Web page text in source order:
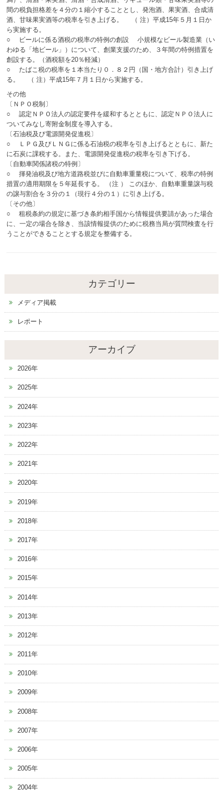
間の税負担格差を４分の１縮小することとし、発泡酒、果実酒、合成清
酒、甘味果実酒等の税率を引き上げる。 （ 注）平成15年５月１日か
ら実施する。
○ ビールに係る酒税の税率の特例の創設 小規模なビール製造業（い
わゆる「地ビール」）について、創業支援のため、３年間の特例措置を
創設する。（酒税額を20％軽減）
○ たばこ税の税率を１本当たり０．８２円（国・地方合計）引き上げ
る。 （ 注）平成15年７月１日から実施する。
その他
〔ＮＰＯ税制〕
○ 認定ＮＰＯ法人の認定要件を緩和するとともに、認定ＮＰＯ法人に
ついてみなし寄附金制度を導入する。
〔石油税及び電源開発促進税〕
○ ＬＰＧ及びＬＮＧに係る石油税の税率を引き上げるとともに、新た
に石炭に課税する。また、電源開発促進税の税率を引き下げる。
〔自動車関係諸税の特例〕
○ 揮発油税及び地方道路税並びに自動車重量税について、税率の特例
措置の適用期限を５年延長する。 （注 ） このほか、自動車重量譲与税
の譲与割合を３分の１（現行４分の１）に引き上げる。
〔その他〕
○ 租税条約の規定に基づき条約相手国から情報提供要請があった場合
に、一定の場合を除き、当該情報提供のために税務当局が質問検査を行
うことができることとする規定を整備する。
カテゴリー
メディア掲載
レポート
アーカイブ
2026年
2025年
2024年
2023年
2022年
2021年
2020年
2019年
2018年
2017年
2016年
2015年
2014年
2013年
2012年
2011年
2010年
2009年
2008年
2007年
2006年
2005年
2004年